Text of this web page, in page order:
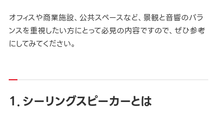
オフィスや商業施設、公共スペースなど、景観と音響のバラ
ンスを重視したい方にとって必見の内容ですので、ぜひ参考
にしてみてください。
１．シーリングスピーカーとは